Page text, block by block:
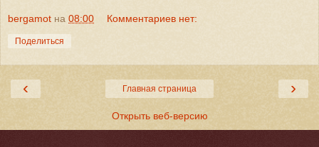
bergamot на 08:00 Комментариев нет:
Поделиться
‹ ›
Главная страница
Открыть веб-версию